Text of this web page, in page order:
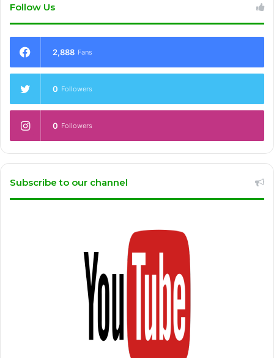
Follow Us
2,888 Fans
0 Followers
0 Followers
Subscribe to our channel